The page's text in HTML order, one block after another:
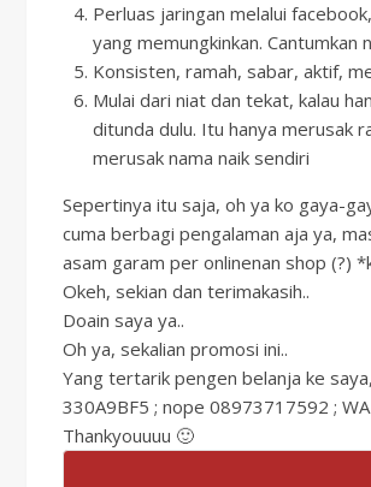
Perluas jaringan melalui
yang memungkinkan. Cantumkan
Konsisten, ramah, sabar, aktif,
Mulai dari niat dan tekat, kalau
ditunda dulu. Itu hanya merusak
merusak nama naik sendiri
Sepertinya itu saja, oh ya ko gaya-
cuma berbagi pengalaman aja ya,
asam garam per onlinenan shop (?)
Okeh, sekian dan terimakasih..
Doain saya ya..
Oh ya, sekalian promosi ini..
Yang tertarik pengen belanja ke
330A9BF5 ; nope 08973717592 ;
Thankyouuuu 🙂